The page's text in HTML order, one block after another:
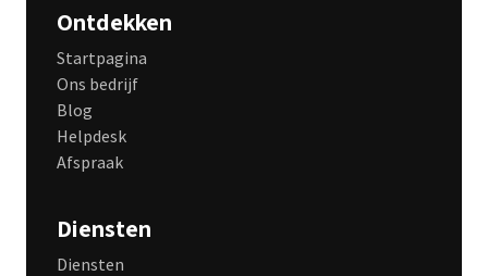
Ontdekken
Startpagina
Ons bedrijf
Blog
Helpdesk
Afspraak
Diensten
Diensten